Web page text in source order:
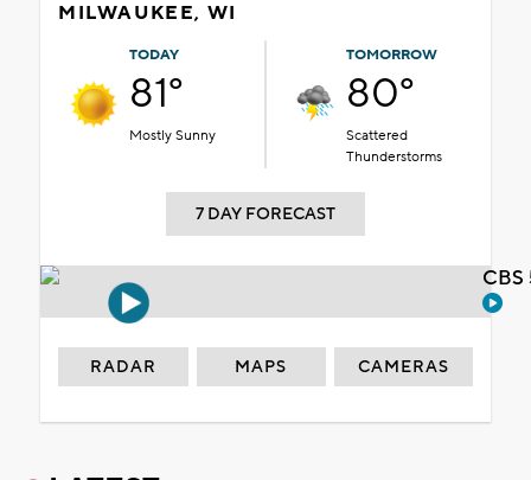
MILWAUKEE, WI
TODAY
81°
Mostly Sunny
TOMORROW
80°
Scattered
Thunderstorms
7 DAY FORECAST
RADAR MAPS CAMERAS